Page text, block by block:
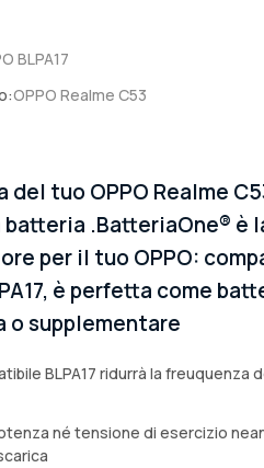
BLPA17
OPPO Realme C53
tuo OPPO Realme
batteria .BatteriaOne® è
per il tuo OPPO:
è perfetta come
o supplementare
BLPA17 ridurrà la freuquenza
né tensione di esercizio